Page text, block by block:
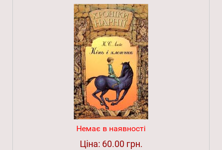
Немає в наявності
Ціна: 60.00 грн.